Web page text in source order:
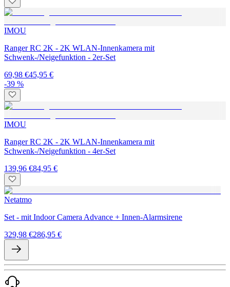
IMOU
Ranger RC 2K - 2K WLAN-Innenkamera mit
Schwenk-/Neigefunktion - 2er-Set
69,98 €45,95 €
-39 %
IMOU
Ranger RC 2K - 2K WLAN-Innenkamera mit
Schwenk-/Neigefunktion - 4er-Set
139,96 €84,95 €
Netatmo
Set - mit Indoor Camera Advance + Innen-Alarmsirene
329,98 €286,95 €